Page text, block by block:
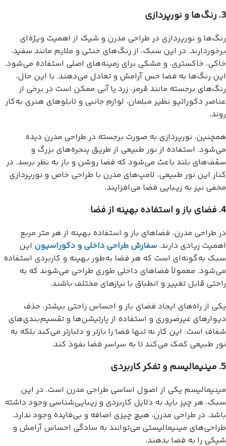
3. رنگ‌ها و نورپردازی
رنگ‌ها و نورپردازی در طراحی مدرن و شیک از اهمیت ویژه‌ای
برخوردارند. در این سبک، از رنگ‌های خنثی و ملایم مانند سفید،
خاکی، خاکستری، و مشکی برای زمینه‌های اصلی استفاده می‌شود.
این رنگ‌ها به فضا حس آرامش و تعادل می‌دهند. با این حال،
رنگ‌های برجسته مانند قرمز، زرد یا آبی ممکن است در برخی از
عناصر دکوراتیو نظیر مبلمان، لوازم جانبی و تابلوهای هنری به‌کار
روند.
همچنین، نورپردازی به صورت برجسته در طراحی مدرن دیده
می‌شود. استفاده از نور طبیعی از طریق پنجره‌های بزرگ و
سقف‌های بلند باعث می‌شود که فضا روشن و باز به نظر برسد. در
کنار این نور طبیعی، لامپ‌های مدرن با طراحی خاص و نورپردازی
مخفی نیز به زیبایی فضا می‌افزایند.
4. فضای باز و استفاده بهینه از فضا
در طراحی مدرن، فضاهای باز و استفاده بهینه از هر متر مربع
اهمیت زیادی دارند. سفارش طراحی داخلی و دکوراسیون این
سبک به‌گونه‌ای است که هر فضا به‌طور بهینه و کاربردی استفاده
می‌شود. معمولاً فضاهای داخلی طوری طراحی می‌شوند که به
راحتی قابل تغییر و انطباق با نیازهای مختلف باشند.
یکی از راه‌های ایجاد فضای باز و احساس راحتی بیشتر، حذف
دیوارهای غیرضروری و استفاده از پارتیشن‌ها و تقسیم‌بندی‌های
شفاف است. این کار نه تنها فضا را بازتر و دلبازتر می‌کند بلکه به
نور طبیعی کمک می‌کند تا به سراسر فضا نفوذ کند.
5. مینیمالیسم و تفکر کاربردی
مینیمالیسم یکی از اصول اساسی طراحی مدرن است. در این
سبک، هر چیز باید به دلایل کاربردی و زیبایی‌شناسی وجود داشته
باشد. در طراحی مدرن، هیچ چیزی اضافه و بی‌فایده وجود ندارد.
طراحی‌های مینیمالیستی می‌توانند به سادگی احساس آرامش و
شیکی را به فضا بدهند.